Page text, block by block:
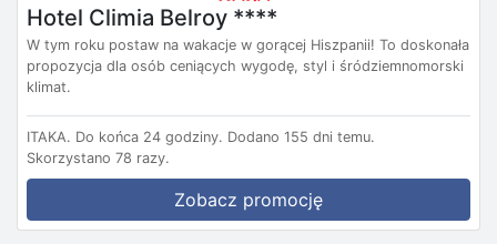
Hotel Climia Belroy ****
W tym roku postaw na wakacje w gorącej Hiszpanii! To doskonała
propozycja dla osób ceniących wygodę, styl i śródziemnomorski
klimat.
ITAKA. Do końca 24 godziny. Dodano 155 dni temu.
Skorzystano 78 razy.
Zobacz promocję